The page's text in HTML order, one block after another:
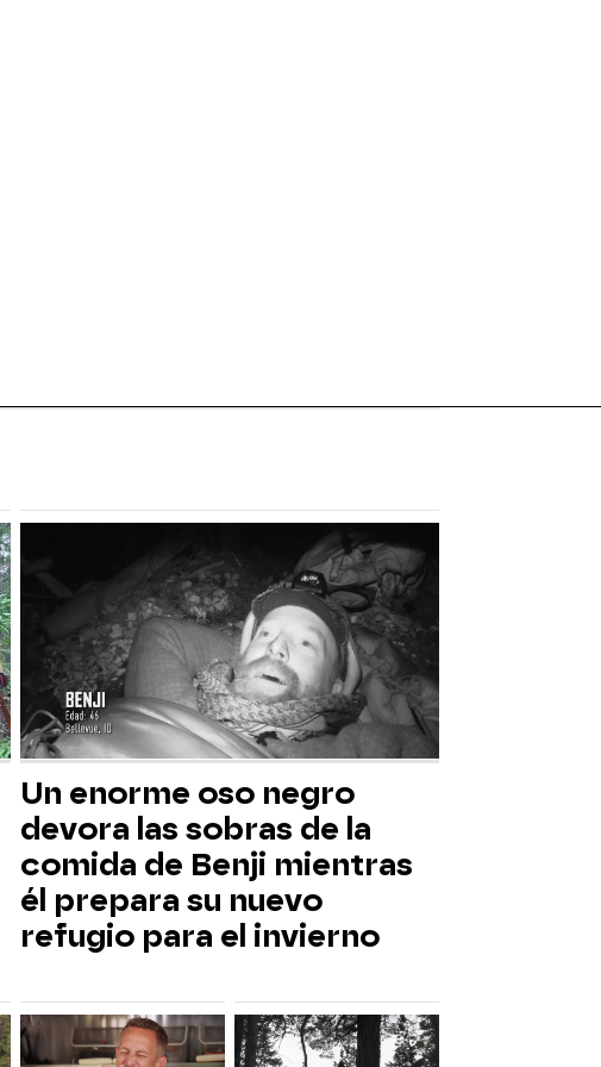
Un enorme oso negro
devora las sobras de la
comida de Benji mientras
él prepara su nuevo
refugio para el invierno